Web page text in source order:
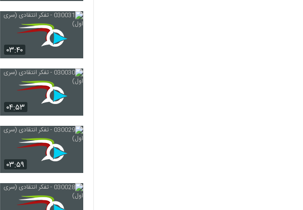
030033 - تفکر انتقادی (سری اول)
۵۷۳ بازدید
030034 - تفکر انتقادی (سری اول)
۶۷۳ بازدید
030035 - تفکر انتقادی (سری اول)
030036 - نظریه انتخاب عقلانی
۴۸۵ بازدید
030042 - نظریه دانش
۵۳۳ بازدید
۰۳:۴۰
۰۴:۵۳
۰۳:۵۹